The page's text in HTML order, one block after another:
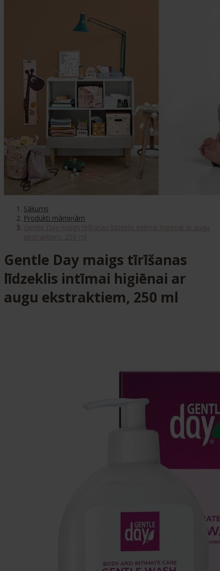
Sākums
Produkti māmiņām
Gentle Day maigs tīrīšanas
līdzeklis intīmai higiēnai ar
augu ekstraktiem, 250 ml